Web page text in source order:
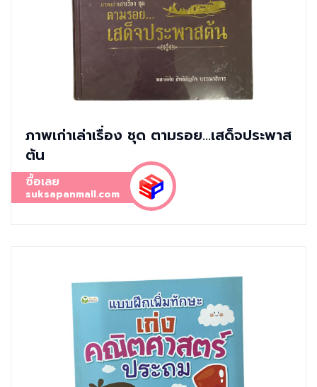
ภาพเก่าเล่าเรื่อง ชุด ตามรอย...เสด็จประพาส
ต้น
ซื้อเลย
suksapanmall.com